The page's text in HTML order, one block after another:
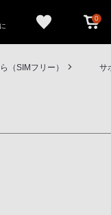
0
（SIMフリー） サ